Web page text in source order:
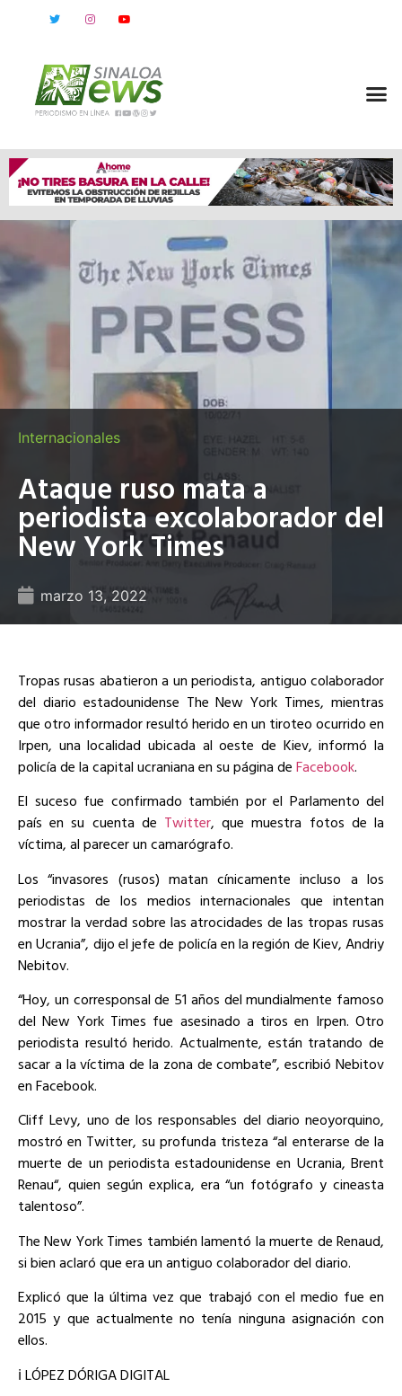
Internacionales
Ataque ruso mata a
periodista excolaborador del
New York Times
marzo 13, 2022
Tropas rusas abatieron a un periodista, antiguo colaborador
del diario estadounidense The New York Times, mientras
que otro informador resultó herido en un tiroteo ocurrido en
Irpen, una localidad ubicada al oeste de Kiev, informó la
policía de la capital ucraniana en su página de Facebook.
El suceso fue confirmado también por el Parlamento del
país en su cuenta de Twitter, que muestra fotos de la
víctima, al parecer un camarógrafo.
Los “invasores (rusos) matan cínicamente incluso a los
periodistas de los medios internacionales que intentan
mostrar la verdad sobre las atrocidades de las tropas rusas
en Ucrania”, dijo el jefe de policía en la región de Kiev, Andriy
Nebitov.
“Hoy, un corresponsal de 51 años del mundialmente famoso
del New York Times fue asesinado a tiros en Irpen. Otro
periodista resultó herido. Actualmente, están tratando de
sacar a la víctima de la zona de combate”, escribió Nebitov
en Facebook.
Cliff Levy, uno de los responsables del diario neoyorquino,
mostró en Twitter, su profunda tristeza “al enterarse de la
muerte de un periodista estadounidense en Ucrania, Brent
Renau“, quien según explica, era “un fotógrafo y cineasta
talentoso”.
The New York Times también lamentó la muerte de Renaud,
si bien aclaró que era un antiguo colaborador del diario.
Explicó que la última vez que trabajó con el medio fue en
2015 y que actualmente no tenía ninguna asignación con
ellos.
ℹ️ LÓPEZ DÓRIGA DIGITAL